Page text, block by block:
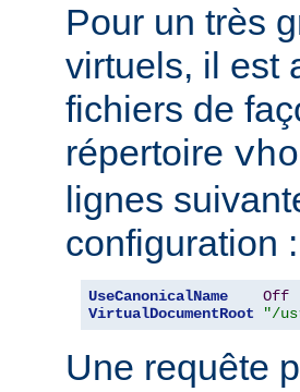
Pour un très
virtuels, il est
fichiers de
répertoire
lignes
configuration :
UseCanonicalName
Off
VirtualDocumentRoot
"/
Une requête